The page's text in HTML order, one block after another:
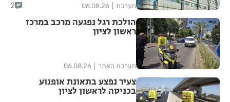
מערכת 06.08.26
2
הולכת רגל נפגעה מרכב במרכז
ראשון לציון
מערכת האתר 06.08.26
צעיר נפצע בתאונת אופנוע
בכניסה לראשון לציון